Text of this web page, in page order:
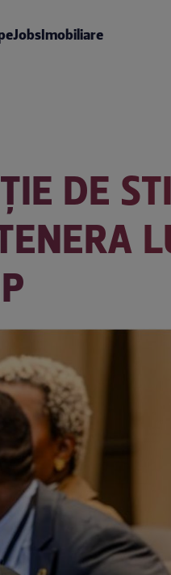
eJobsImobiliare
DE